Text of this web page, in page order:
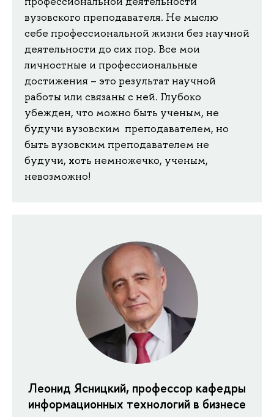
вузовского преподавателя. Не мыслю
себе профессиональной жизни без научной
деятельности до сих пор. Все мои
личностные и профессиональные
достижения – это результат научной
работы или связаны с ней. Глубоко
убежден, что можно быть ученым, не
будучи вузовским преподавателем, но
быть вузовским преподавателем не
будучи, хоть немножечко, ученым,
невозможно!
Леонид Ясницкий, профессор кафедры
информационных технологий в бизнесе